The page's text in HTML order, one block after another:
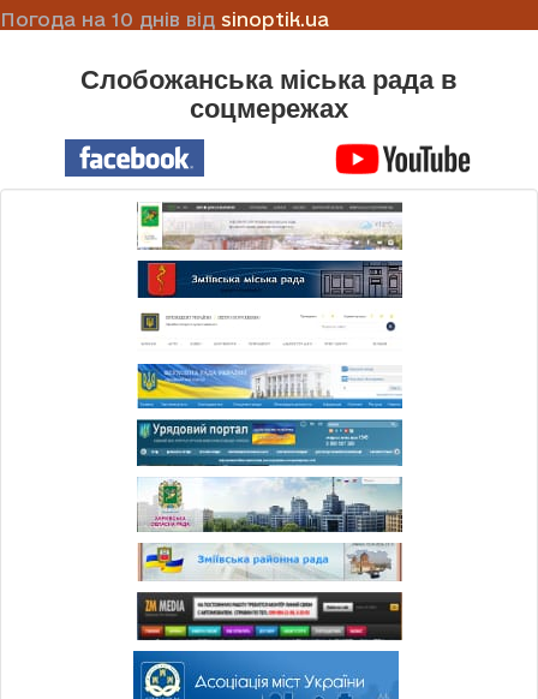
Погода на 10 днів від sinoptik.ua
Слобожанська міська рада в
соцмережах